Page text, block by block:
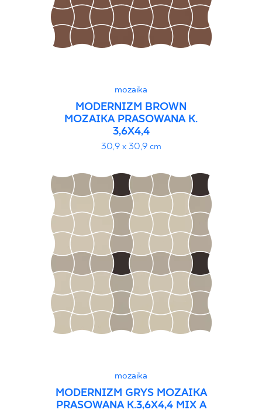
mozaika
MODERNIZM BROWN
MOZAIKA PRASOWANA K.
3,6X4,4
30,9 x 30,9 cm
mozaika
MODERNIZM GRYS MOZAIKA
PRASOWANA K.3,6X4,4 MIX A